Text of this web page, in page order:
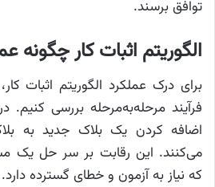
توافق برسند.
الگوریتم اثبات کار چگونه
برای درک عملکرد الگوریتم اثبات
فرآیند مرحله‌به‌مرحله بررسی کنیم.
اضافه کردن یک بلاک جدید به
می‌کنند. این رقابت بر سر حل یک
که نیاز به آزمون و خطای گسترده دارد.